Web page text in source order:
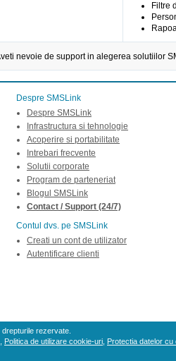
Filtre
nevoie de support in alegerea solutiilor
Despre SMSLink
Despre SMSLink
Infrastructura si tehnologie
Acoperire si portabilitate
Intrebari frecvente
Solutii corporate
Program de parteneriat
Blogul SMSLink
Contact / Support (24/7)
Contul dvs. pe SMSLink
Creati un cont de utilizator
Autentificare clienti
drepturile rezervate.
Politica de utilizare cookie-uri Protectia datelor